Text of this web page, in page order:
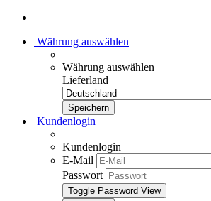
Währung auswählen
Währung auswählen
Lieferland
Kundenlogin
Kundenlogin
E-Mail
Passwort
Toggle Password View